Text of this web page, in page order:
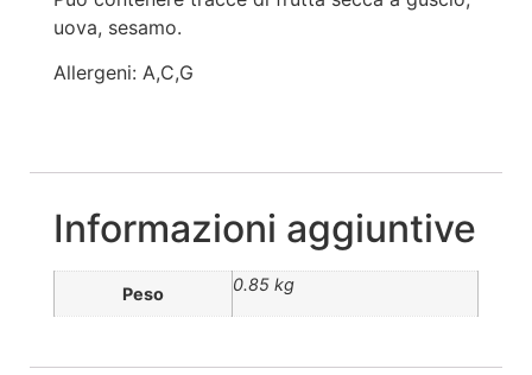
uova, sesamo.
Allergeni: A,C,G
Informazioni aggiuntive
Peso 0.85 kg